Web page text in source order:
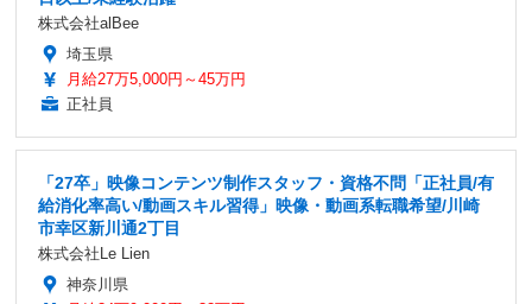
株式会社alBee
埼玉県
月給27万5,000円～45万円
正社員
「27卒」映像コンテンツ制作スタッフ・資格不問「正社員/有
給消化率高い/動画スキル習得」映像・動画系転職希望/川崎
市幸区新川通2丁目
株式会社Le Lien
神奈川県